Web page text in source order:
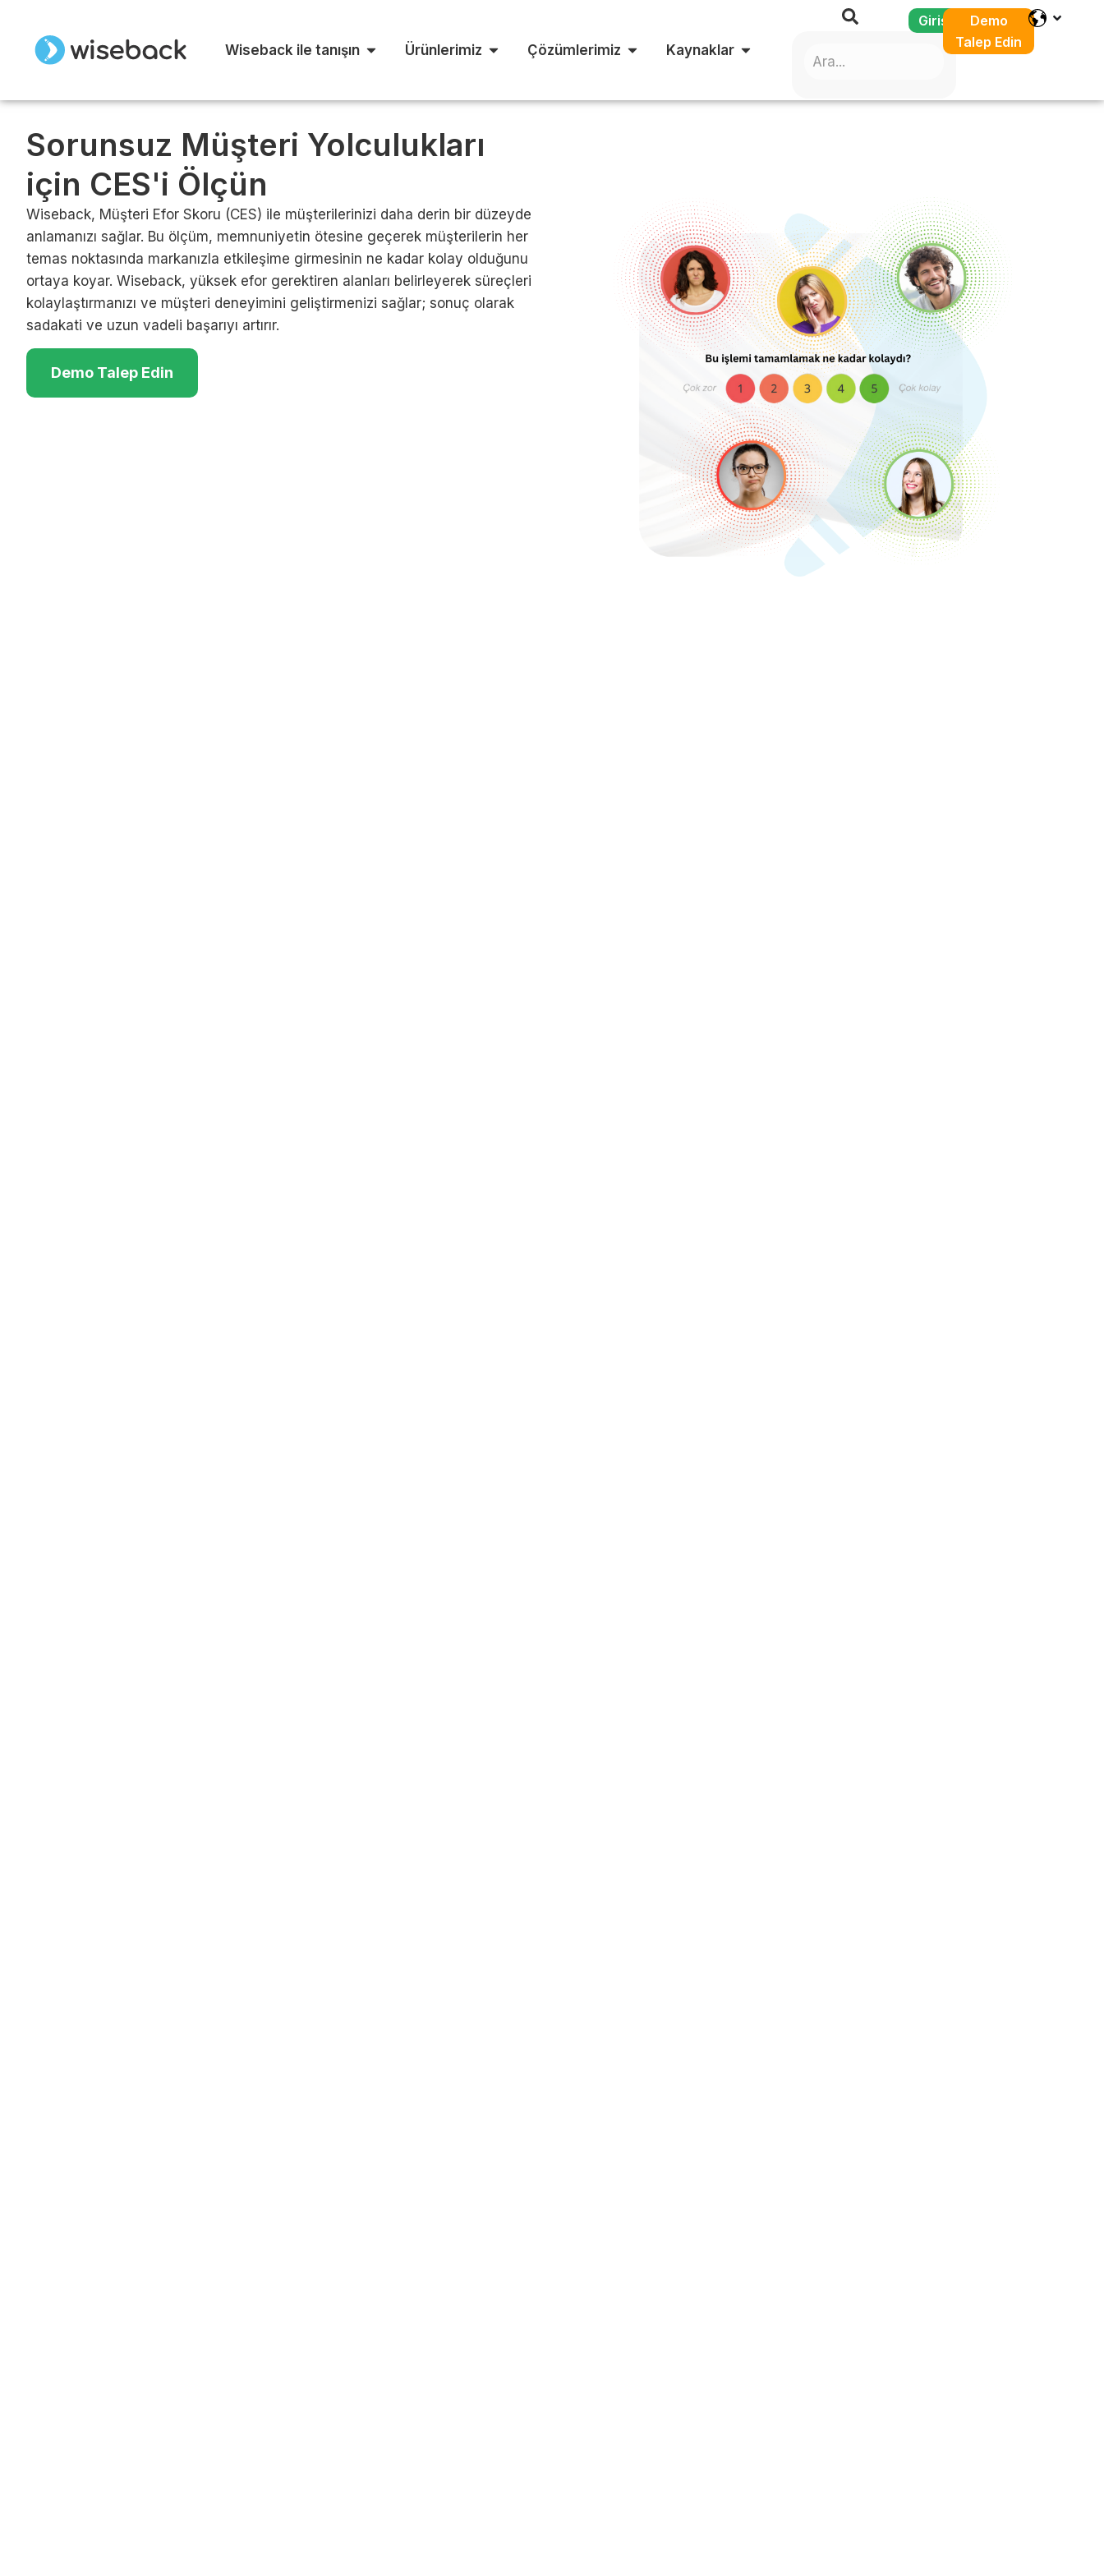
Wiseback ile tanışın Ürünlerimiz Çözümlerimiz Kaynaklar
Giriş
Demo
Talep Edin
Sorunsuz Müşteri Yolculukları
için CES'i Ölçün
Wiseback, Müşteri Efor Skoru (CES) ile müşterilerinizi daha derin bir düzeyde
anlamanızı sağlar. Bu ölçüm, memnuniyetin ötesine geçerek müşterilerin her
temas noktasında markanızla etkileşime girmesinin ne kadar kolay olduğunu
ortaya koyar. Wiseback, yüksek efor gerektiren alanları belirleyerek süreçleri
kolaylaştırmanızı ve müşteri deneyimini geliştirmenizi sağlar; sonuç olarak
sadakati ve uzun vadeli başarıyı artırır.
Demo Talep Edin